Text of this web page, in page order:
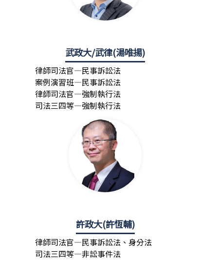
武政大/武律(湯唯揚)
律師司法官—民事訴訟法
案例演習班—民事訴訟法
律師司法官—強制執行法
司法三四等—強制執行法
許政大(許恆輔)
律師司法官—民事訴訟法、身分法
司法三四等—非訟事件法